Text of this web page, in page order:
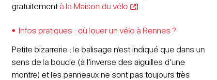
gratuitementà la Maison du vélo ).
Infos pratiques : où louer un vélo à Rennes ?
Petite bizarrerie : le balisage n’est indiqué que dans un
sens de la boucle (à l’inverse des aiguilles d’une
montre) et les panneaux ne sont pas toujours très